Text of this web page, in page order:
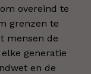
overeind te
grenzen te
mensen de
generatie
en de